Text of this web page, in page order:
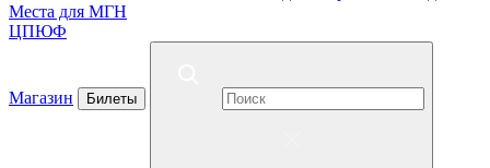
Места для МГН
ЦПЮФ
Магазин Билеты